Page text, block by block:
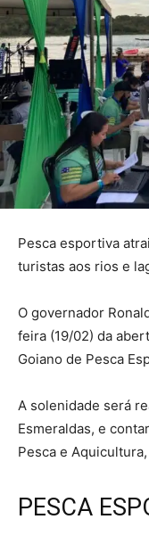
Pesca esportiva
turistas aos rios e
O governador
feira (19/02) da
Goiano de Pesca
A solenidade será
Esmeraldas, e
Pesca e
PESCA